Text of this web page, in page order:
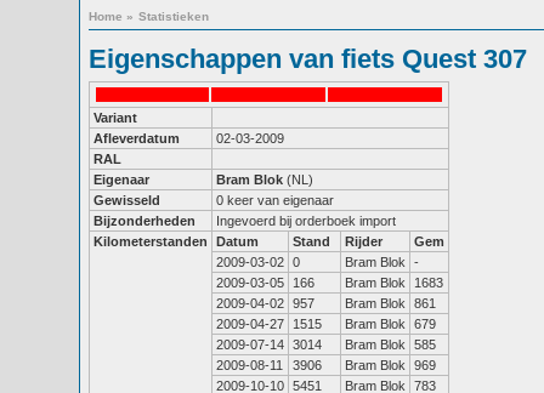
Home » Statistieken
Eigenschappen van fiets Quest 307
Variant
Afleverdatum
02-03-2009
RAL
Eigenaar
Bram Blok (NL)
Gewisseld
0 keer van eigenaar
Bijzonderheden
Ingevoerd bij orderboek import
Kilometerstanden
Datum Stand Rijder
Gem
2009-03-02 0 Bram Blok
-
2009-03-05
166 Bram Blok
1683
2009-04-02 957 Bram Blok
861
2009-04-27
1515 Bram Blok
679
2009-07-14 3014 Bram Blok
585
2009-08-11
3906 Bram Blok
969
2009-10-10 5451 Bram Blok
783